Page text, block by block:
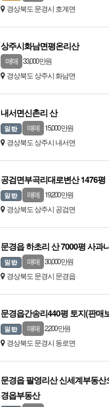
경상북도 문경시 호계면
상주시화남면평온리산
매매
33,000 만원
경상북도 상주시 화남면
내서면신촌리 산
매매
15,000 만원
경상북도 상주시 내서면
공검면부곡리대로변산 1476평
매매
19,200 만원
경상북도 상주시 공검면
문경읍 하초리 산 7000평 사과
매매
30,000 만원
경상북도 문경시 문경읍
문경읍간송리440평 토지(판매
매매
2,200 만원
경상북도 문경시 동로면
문경읍 팔영리산 신세계부동
경읍부동산